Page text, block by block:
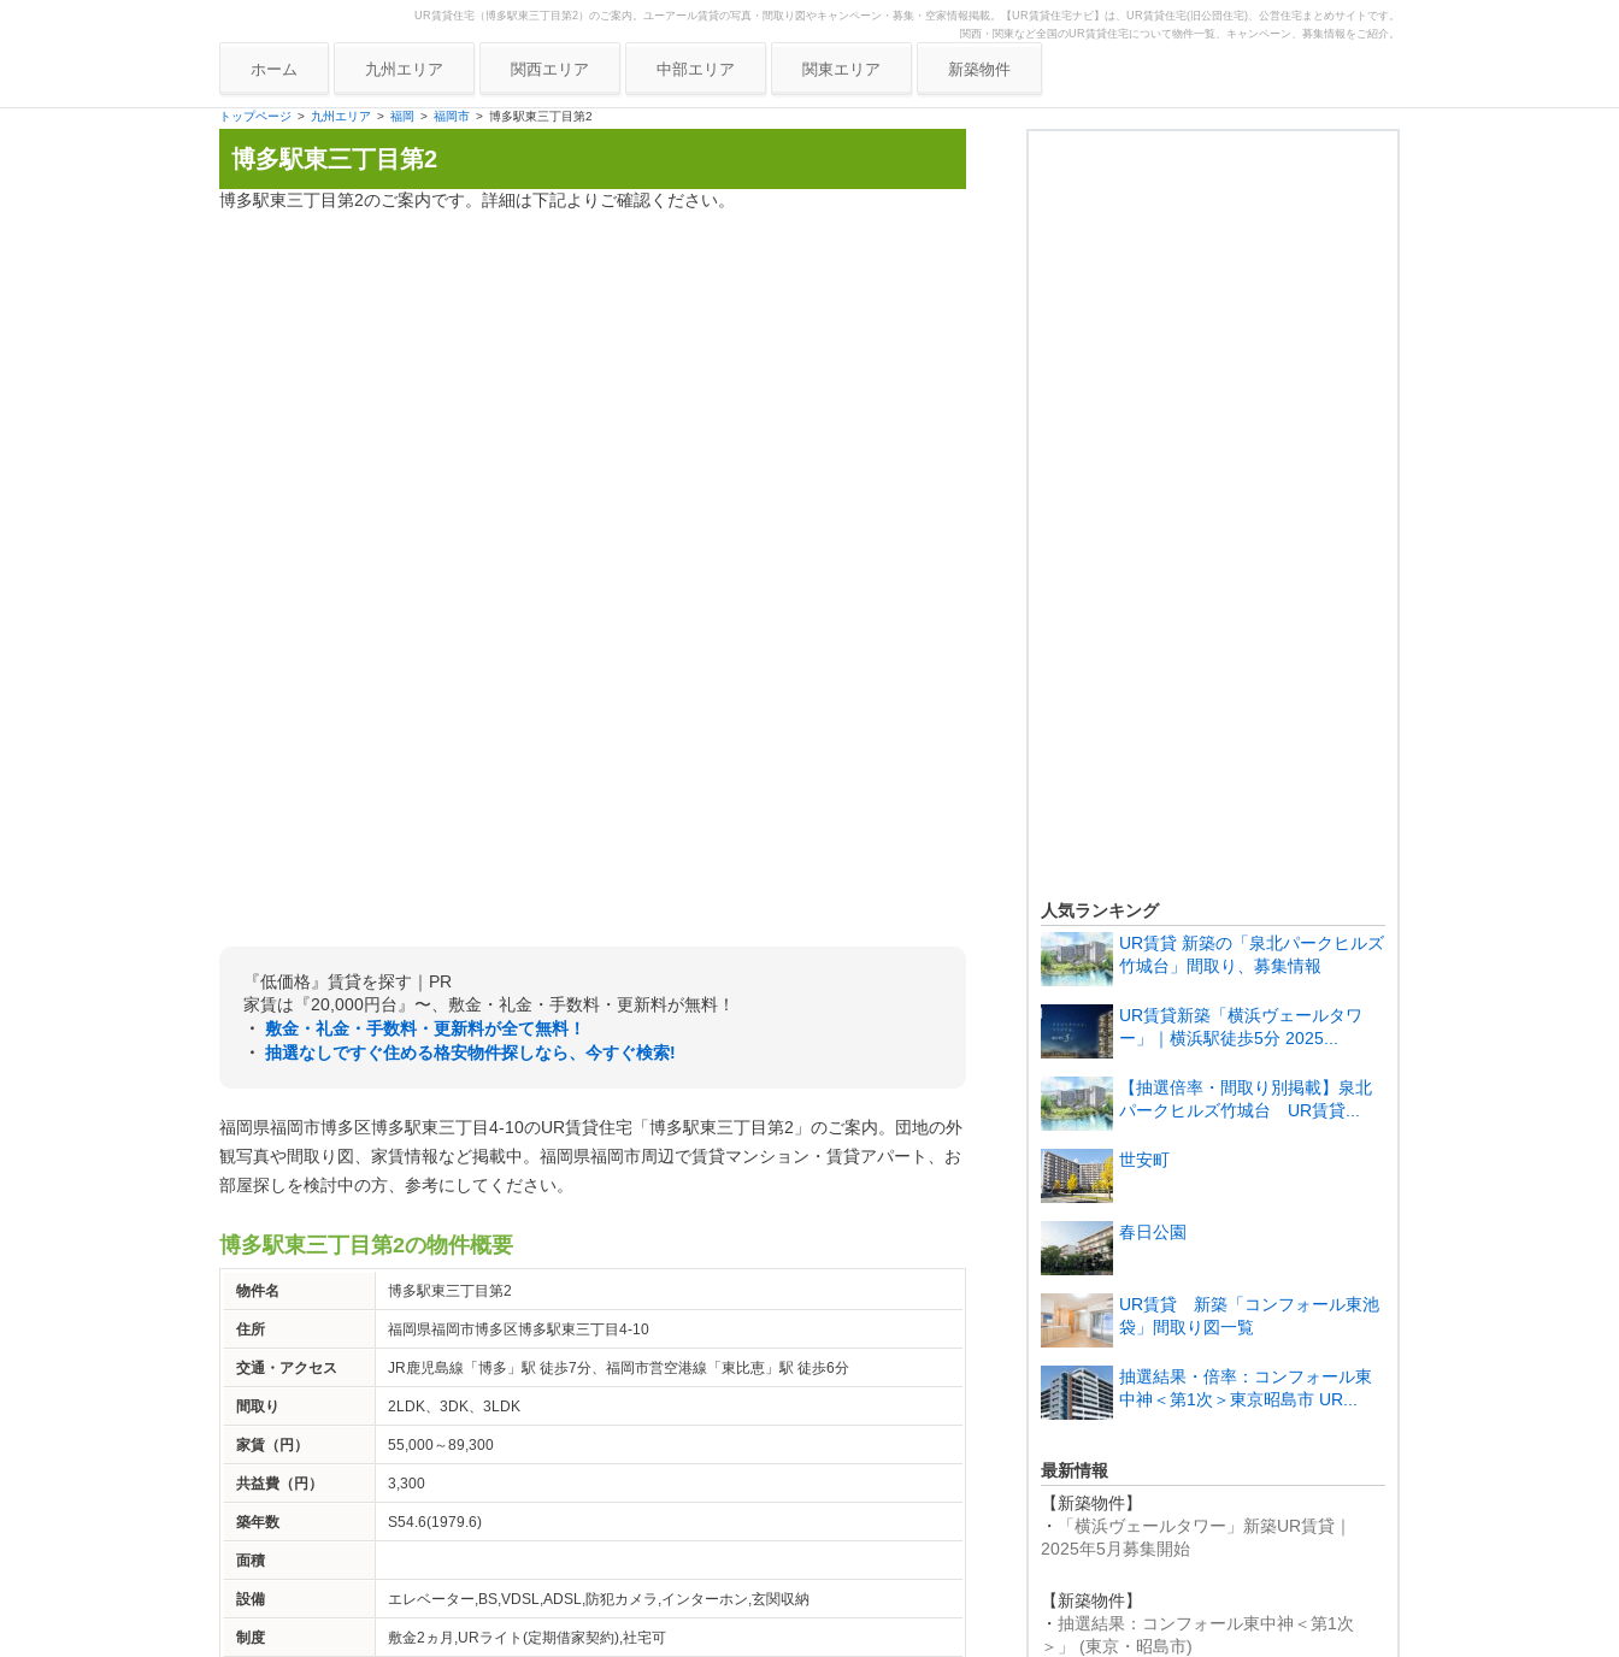
UR賃貸住宅（博多駅東三丁目第2）のご案内。ユーアール賃貸の写真・間取り図やキャンペーン・募集・空家情報掲載。【UR賃貸住宅ナビ】は、UR賃貸住宅(旧公団住宅)、公営住宅まとめサイトです。
関西・関東など全国のUR賃貸住宅について物件一覧、キャンペーン、募集情報をご紹介。
ホーム 九州エリア 関西エリア
大阪府
京都府
中部エリア
岐阜県
関東エリア 新築物件
トップページ 九州エリア 福岡 福岡市 博多駅東三丁目第2
博多駅東三丁目第2
博多駅東三丁目第2のご案内です。詳細は下記よりご確認ください。
『低価格』賃貸を探す｜PR
家賃は『20,000円台』〜、敷金・礼金・手数料・更新料が無料！
・ 敷金・礼金・手数料・更新料が全て無料！
・ 抽選なしですぐ住める格安物件探しなら、今すぐ検索!
福岡県福岡市博多区博多駅東三丁目4‐10のUR賃貸住宅「博多駅東三丁目第2」のご案内。団地の外
観写真や間取り図、家賃情報など掲載中。福岡県福岡市周辺で賃貸マンション・賃貸アパート、お
部屋探しを検討中の方、参考にしてください。
博多駅東三丁目第2の物件概要
物件名 博多駅東三丁目第2
住所 福岡県福岡市博多区博多駅東三丁目4‐10
交通・アクセス JR鹿児島線「博多」駅 徒歩7分、福岡市営空港線「東比恵」駅 徒歩6分
間取り 2LDK、3DK、3LDK
家賃（円） 55,000～89,300
共益費（円） 3,300
築年数 S54.6(1979.6)
面積
設備 エレベーター,BS,VDSL,ADSL,防犯カメラ,インターホン,玄関収納
制度 敷金2ヵ月,URライト(定期借家契約),社宅可
人気ランキング
UR賃貸 新築の「泉北パークヒルズ
竹城台」間取り、募集情報
UR賃貸新築「横浜ヴェールタワ
ー」｜横浜駅徒歩5分 2025...
【抽選倍率・間取り別掲載】泉北
パークヒルズ竹城台 UR賃貸...
世安町
春日公園
UR賃貸 新築「コンフォール東池
袋」間取り図一覧
抽選結果・倍率：コンフォール東
中神＜第1次＞東京昭島市 UR...
最新情報
【新築物件】
・
「横浜ヴェールタワー」新築UR賃貸｜
2025年5月募集開始
【新築物件】
・ 抽選結果：コンフォール東中神＜第1次
＞」 (東京・昭島市)